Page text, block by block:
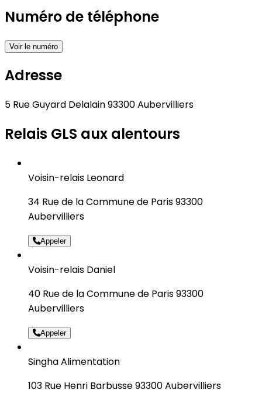
Numéro de téléphone
Voir le numéro
Adresse
5 Rue Guyard Delalain 93300 Aubervilliers
Relais GLS aux alentours
Voisin-relais Leonard
34 Rue de la Commune de Paris 93300
Aubervilliers
Appeler
Voisin-relais Daniel
40 Rue de la Commune de Paris 93300
Aubervilliers
Appeler
Singha Alimentation
103 Rue Henri Barbusse 93300 Aubervilliers